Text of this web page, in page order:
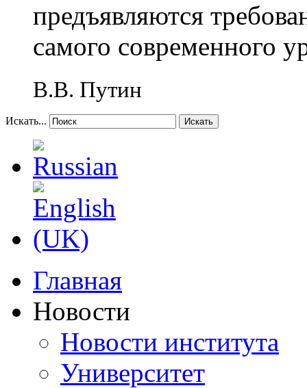
предъявляются
самого современного
В.В. Путин
Искать... Искать
Главная
Новости
Новости института
Университет